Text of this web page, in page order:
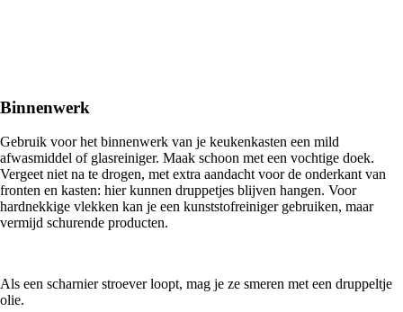
Binnenwerk
Gebruik voor het binnenwerk van je keukenkasten een mild
afwasmiddel of glasreiniger. Maak schoon met een vochtige doek.
Vergeet niet na te drogen, met extra aandacht voor de onderkant van
fronten en kasten: hier kunnen druppetjes blijven hangen. Voor
hardnekkige vlekken kan je een kunststofreiniger gebruiken, maar
vermijd schurende producten.
Als een scharnier stroever loopt, mag je ze smeren met een druppeltje
olie.